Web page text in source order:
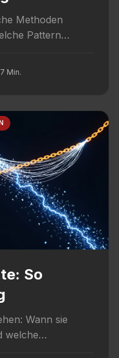
Methoden
Pattern
7 Min.
So
Wann sie
welche